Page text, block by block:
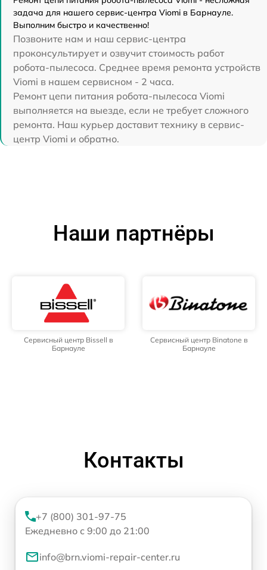
задача для нашего сервис-центра Viomi в Барнауле.
Выполним быстро и качественно!
Позвоните нам и наш сервис-центра
проконсультирует и озвучит стоимость работ
робота-пылесоса. Среднее время ремонта устройств
Viomi в нашем сервисном - 2 часа.
Ремонт цепи питания робота-пылесоса Viomi
выполняется на выезде, если не требует сложного
ремонта. Наш курьер доставит технику в сервис-
центр Viomi и обратно.
Наши партнёры
Сервисный центр Bissell в
Барнауле
Сервисный центр Binatone в
Барнауле
Контакты
+7 (800) 301-97-75
Ежедневно с 9:00 до 21:00
info@brn.viomi-repair-center.ru